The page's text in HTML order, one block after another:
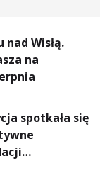
nad Wisłą.
na
spotkała się